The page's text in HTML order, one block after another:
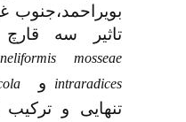
بویراحمد،جنوب
تاثیر سه قارچ
mosseae
intraradices و
تنهایی
ترکیب